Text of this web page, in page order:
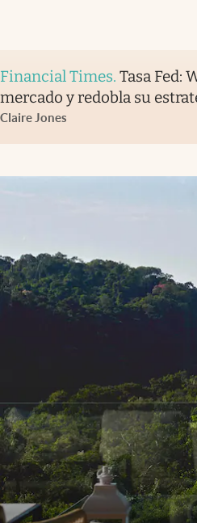
Financial Times. Tasa Fed:
mercado y redobla su
Claire Jones